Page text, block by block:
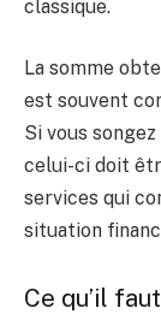
classique.
La somme
est souvent
Si vous
celui-ci doit
services qui
situation
Ce qu’il